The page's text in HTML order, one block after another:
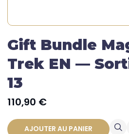
Gift Bundle
Trek EN —
13
110,90 €
AJOUTER AU PANIER